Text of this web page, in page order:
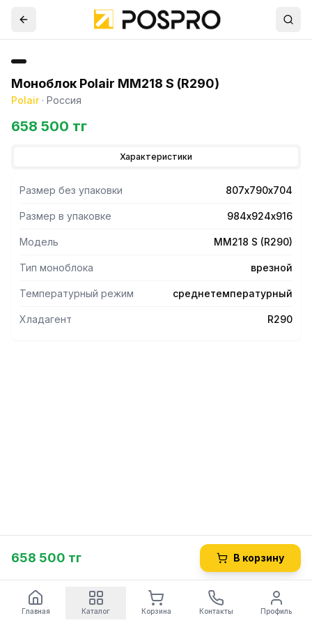
Моноблок Polair MM218 S (R290)
Polair· Россия
658 500 тг
Характеристики
Размер без упаковки 807х790х704
Размер в упаковке 984х924х916
Модель MM218 S (R290)
Тип моноблока врезной
Температурный режим среднетемпературный
Хладагент R290
658 500 тг В корзину
Главная Каталог Корзина Контакты Профиль